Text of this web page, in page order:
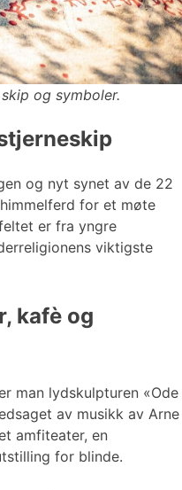
og symboler.
og nyt synet av de 22
for et møte
er fra yngre
viktigste
kafè og
man lydskulpturen «Ode
av musikk av Arne
amfiteater, en
for blinde.